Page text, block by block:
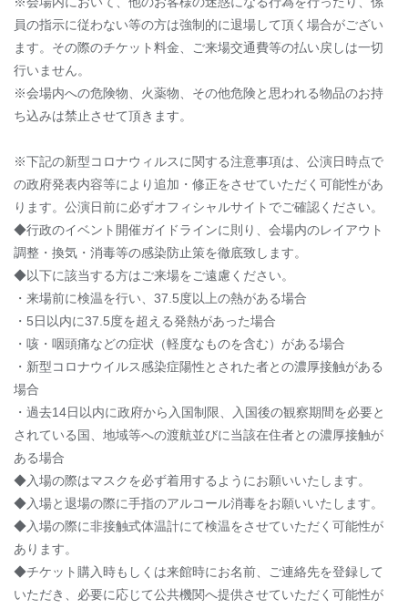
員の指示に従わない等の方は強制的に退場して頂く場合がござい
ます。その際のチケット料金、ご来場交通費等の払い戻しは一切
行いません。
※会場内への危険物、火薬物、その他危険と思われる物品のお持
ち込みは禁止させて頂きます。
※下記の新型コロナウィルスに関する注意事項は、公演日時点で
の政府発表内容等により追加・修正をさせていただく可能性があ
ります。公演日前に必ずオフィシャルサイトでご確認ください。
◆行政のイベント開催ガイドラインに則り、会場内のレイアウト
調整・換気・消毒等の感染防止策を徹底致します。
◆以下に該当する方はご来場をご遠慮ください。
・来場前に検温を行い、37.5度以上の熱がある場合
・5日以内に37.5度を超える発熱があった場合
・咳・咽頭痛などの症状（軽度なものを含む）がある場合
・新型コロナウイルス感染症陽性とされた者との濃厚接触がある
場合
・過去14日以内に政府から入国制限、入国後の観察期間を必要と
されている国、地域等への渡航並びに当該在住者との濃厚接触が
ある場合
◆入場の際はマスクを必ず着用するようにお願いいたします。
◆入場と退場の際に手指のアルコール消毒をお願いいたします。
◆入場の際に非接触式体温計にて検温をさせていただく可能性が
あります。
◆チケット購入時もしくは来館時にお名前、ご連絡先を登録して
いただき、必要に応じて公共機関へ提供させていただく可能性が